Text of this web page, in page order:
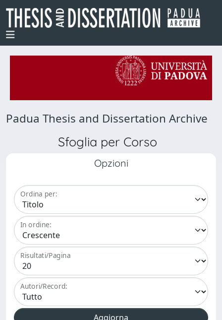
Padua Thesis and Dissertation Archive
Sfoglia per Corso
Opzioni
Ordina per:
In ordine:
Risultati/Pagina
Autori/Record: